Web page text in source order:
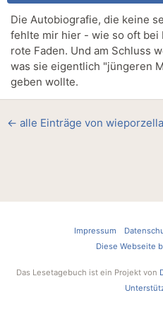
Die Autobiografie, die keine
fehlte mir hier - wie so oft bei
rote Faden. Und am Schluss
was sie eigentlich "jüngeren
geben wollte.
← alle Einträge von
Impressum
Diese Webseite
Das Lesetagebuch ist ein Projekt von